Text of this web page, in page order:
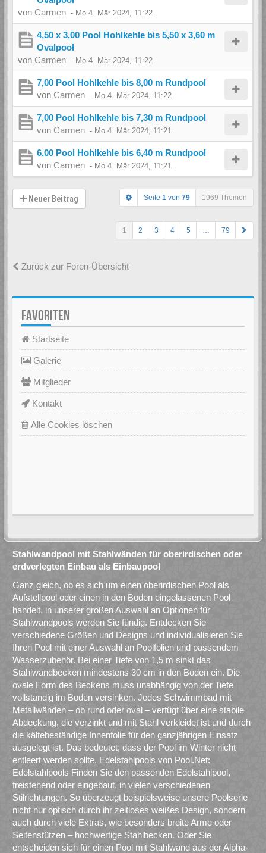
von Carmen - Mo 4. Mär 2024, 11:22
4,50 x 3,00 Pool Hohlkehle bis 5,50 x 3,60 m
Ovalpool
von Carmen - Mo 4. Mär 2024, 11:22
7,00 Pool Hohlkehle bis 8,00 m Rundpool
von Carmen - Mo 4. Mär 2024, 11:22
7,00 Pool Hohlkehle bis 7,30 m Rundpool
von Carmen - Mo 4. Mär 2024, 11:21
6,00 Pool Hohlkehle bis 6,40 m Rundpool
von Carmen - Mo 4. Mär 2024, 11:21
Neuer Beitrag Seite 1 von 79 1969 Themen
1 2 3 4 5 … 79
Zurück zur Foren-Übersicht
FAVORITEN
Startseite
Galerie
Mitglieder
Kontakt
Alle Cookies löschen
Stahlwandpool mit Stahlwänden für oberirdischen oder
erdverlegten Einbau als Einbaupool
Ganz gleich, ob es sich um einen oberirdischen Pool als
Aufstellpool oder einen in den Boden eingelassenen Pool
handelt, in unserer großen Auswahl an Optionen für
Stahlwandpools werden Sie fündig. Entdecken Sie
verschiedene Größen und Designs und individualisieren Sie
Ihren Pool mit einer Auswahl an Poolfolien und passendem
Wasserzubehör. Bei einer Tiefe von 1,5 m sinkt das
Stahlwandbecken mindestens 30 cm in den Boden ein. Die
ovale Form des Beckens muss unabhängig von der Tiefe
vollständig im Boden versinken. Jedes Schwimmbad mit
Metallwänden – ob rund oder oval – verfügt über eine stabile
Abdeckung, die verzinkt und mit Stahl verkleidet ist und durch
die kältebeständige Innenfolie für den ganzjährigen Einsatz
ausgelegt ist. Das bedeutet, dass der Pool im Winter nicht
entleert werden sollte. Edelstahlpools von Pool.Net:
Edelstahlpools Finden Sie den passenden Edelstahlpool,
freistehend oder eingebaut, in vielen verschiedenen
Stilrichtungen. So überzeugt beispielsweise unsere Poolserie
nicht nur optisch durch ihr zeitloses weißes Design, sondern
auch durch viele Extras, wie besonders breite Arme oder
Seitenstützen – hochwertige Stahlbecken. Oder Sie
entscheiden sich für einen Pool mit Stahlwand aus der Alpha-